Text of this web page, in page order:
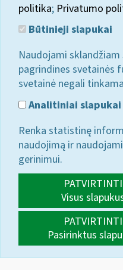
politika; Privatumo
Būtinieji slapukai
Naudojami
pagrindines svetainės
svetainė negali
Analitiniai slapukai
Renka statistinę
naudojimą ir
gerinimui.
PATVIRTINTI
Visus
PATVIRTINTI
Pasirinktus